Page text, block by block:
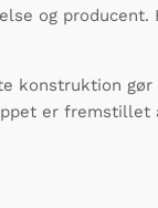
og
konstruktion
er